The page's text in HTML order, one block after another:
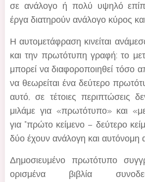
σε ανάλογο ή πολύ υψηλό
έργα διατηρούν ανάλογο κύρος
Η αυτομετάφραση κινείται
και την πρωτότυπη γραφή: το
μπορεί να διαφοροποιηθεί τόσο
να θεωρείται ένα δεύτερο
αυτό, σε τέτοιες περιπτώσεις
μιλάμε για «πρωτότυπο» και
για "πρώτο κείμενο – δεύτερο
δύο έχουν ανάλογη και αυτόνομη
Δημοσιευμένο πρωτότυπο
ορισμένα βιβλία